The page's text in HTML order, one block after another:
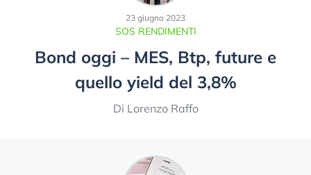
SOS RENDIMENTI
23 giugno 2023
Bond oggi – MES, Btp, future e
quello yield del 3,8%
Di Lorenzo Raffo